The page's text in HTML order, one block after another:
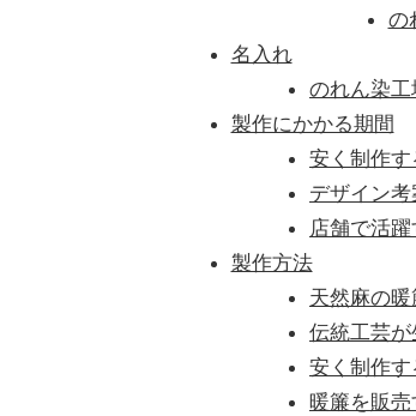
の
名入れ
のれん染
製作にかかる期間
安く制作す
デザイン
店舗で活
製作方法
天然麻の
伝統工芸
安く制作す
暖簾を販